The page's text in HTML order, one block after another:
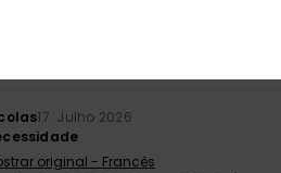
17. Julho 2026
original - Francês